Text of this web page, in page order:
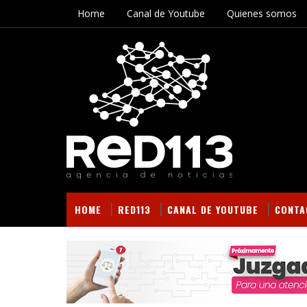
Home Canal de Youtube Quienes somos
HOME RED113 CANAL DE YOUTUBE